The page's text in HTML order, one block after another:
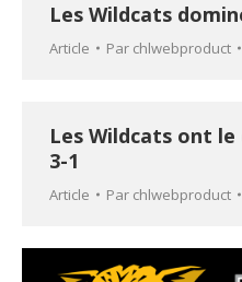
Les Wildcats
Article Par chlwebproduct
Les Wildcats ont
3-1
Article Par chlwebproduct